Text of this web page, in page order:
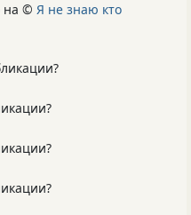
на © Я не знаю кто